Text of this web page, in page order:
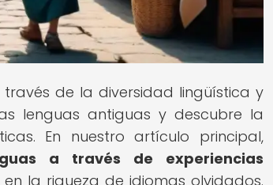
de la diversidad lingüística y
lenguas antiguas y descubre la
En nuestro artículo principal,
a través de experiencias
la riqueza de idiomas olvidados.